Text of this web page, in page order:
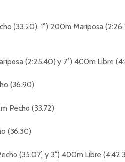
(33.20), 1°) 200m Mariposa
(2:25.40) y 7°) 400m Libre
(36.90)
Pecho (33.72)
(36.30)
(35.07) y 3°) 400m Libre